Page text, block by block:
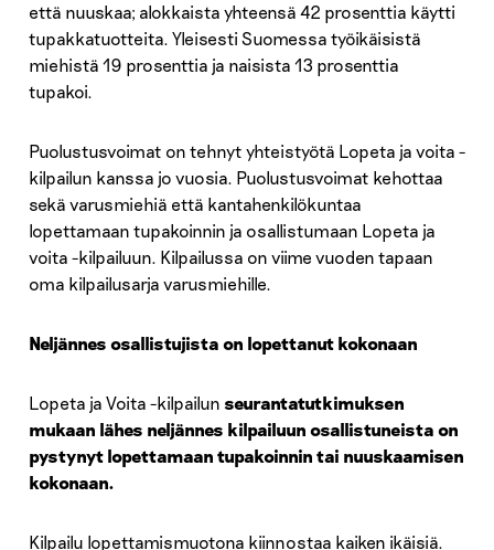
että nuuskaa; alokkaista yhteensä 42 prosenttia käytti
tupakkatuotteita. Yleisesti Suomessa työikäisistä
miehistä 19 prosenttia ja naisista 13 prosenttia
tupakoi.
Puolustusvoimat on tehnyt yhteistyötä Lopeta ja voita -
kilpailun kanssa jo vuosia. Puolustusvoimat kehottaa
sekä varusmiehiä että kantahenkilökuntaa
lopettamaan tupakoinnin ja osallistumaan Lopeta ja
voita -kilpailuun. Kilpailussa on viime vuoden tapaan
oma kilpailusarja varusmiehille.
Neljännes osallistujista on lopettanut kokonaan
Lopeta ja Voita -kilpailun seurantatutkimuksen
mukaan lähes neljännes kilpailuun osallistuneista on
pystynyt lopettamaan tupakoinnin tai nuuskaamisen
kokonaan.
Kilpailu lopettamismuotona kiinnostaa kaiken ikäisiä.